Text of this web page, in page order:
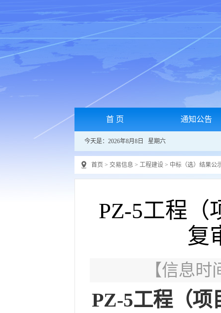
首 页 通知公告
今天是：2026年8月8日 星期六
首页 > 交易信息 > 工程建设 > 中标（选）结果公
PZ-5工程（
复
【信息
PZ-5工程（项